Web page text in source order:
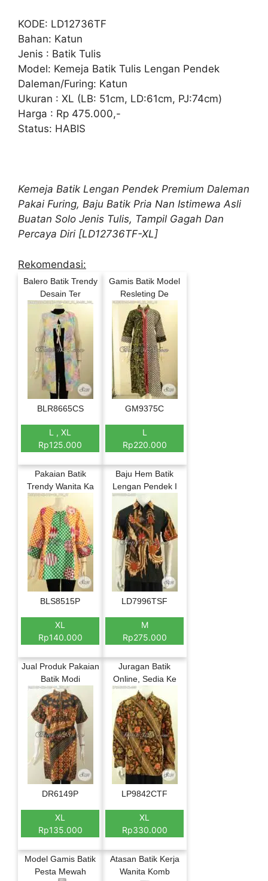
KODE: LD12736TF
Bahan: Katun
Jenis : Batik Tulis
Model: Kemeja Batik Tulis Lengan Pendek
Daleman/Furing: Katun
Ukuran : XL (LB: 51cm, LD:61cm, PJ:74cm)
Harga : Rp 475.000,-
Status: HABIS
Kemeja Batik Lengan Pendek Premium Daleman
Pakai Furing, Baju Batik Pria Nan Istimewa Asli
Buatan Solo Jenis Tulis, Tampil Gagah Dan
Percaya Diri [LD12736TF-XL]
Rekomendasi:
Balero Batik Trendy
Desain Ter
BLR8665CS
L , XL
Rp125.000
Gamis Batik Model
Resleting De
GM9375C
L
Rp220.000
Pakaian Batik
Trendy Wanita Ka
BLS8515P
XL
Rp140.000
Baju Hem Batik
Lengan Pendek I
LD7996TSF
M
Rp275.000
Jual Produk Pakaian
Batik Modi
DR6149P
XL
Rp135.000
Juragan Batik
Online, Sedia Ke
LP9842CTF
XL
Rp330.000
Model Gamis Batik
Pesta Mewah
Atasan Batik Kerja
Wanita Komb